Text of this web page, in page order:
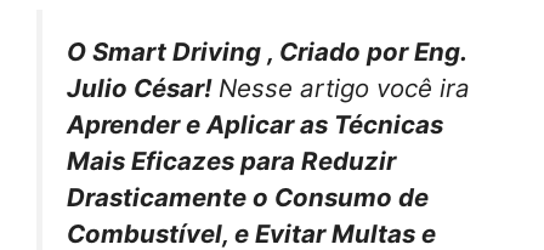
O Smart Driving , Criado por Eng.
Julio César! Nesse artigo você ira
Aprender e Aplicar as Técnicas
Mais Eficazes para Reduzir
Drasticamente o Consumo de
Combustível, e Evitar Multas e